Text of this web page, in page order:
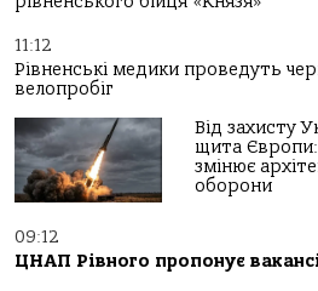
11:12
Рівненські медики проведуть
велопробіг
Від захисту
щита
змінює
оборони
09:12
ЦНАП Рівного пропонує